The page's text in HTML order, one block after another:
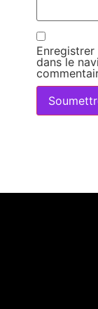
dans le